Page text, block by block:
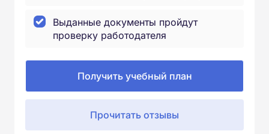
Выданные документы пройдут
проверку работодателя
Получить учебный план
Прочитать отзывы